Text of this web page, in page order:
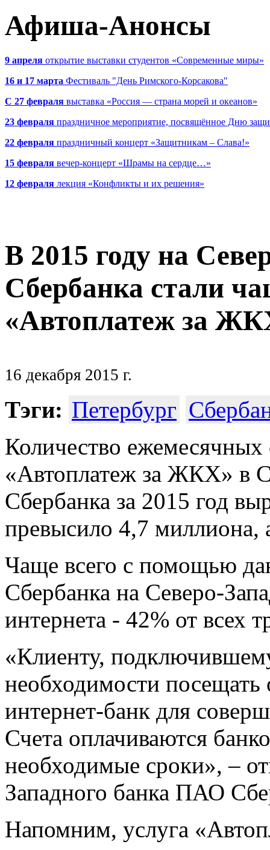
Афиша-Анонсы
9 апреля открытие выставки студентов «Современные миры»
16 и 17 марта Фестиваль "День Римского-Корсакова"
С 27 февраля выставка «Россия — страна морей и океанов»
23 февраля праздничное мероприятие, посвящённое Дню
22 февраля праздничный концерт «Защитникам – Слава!»
15 февраля вечер-концерт «Шрамы на сердце…»
12 февраля лекция «Конфликты и их решения»
В 2015 году на
Сбербанка стали
«Автоплатеж за
16 декабря 2015 г.
Тэги: Петербург
Количество
«Автоплатеж за ЖКХ» в
Сбербанка за 2015 год
превысило 4,7 миллиона,
Чаще всего с помощью
Сбербанка на Северо-
интернета - 42% от всех
«Клиенту,
необходимости посещать
интернет-банк для
Счета оплачиваются
необходимые сроки», –
Западного банка ПАО
Напомним, услуга